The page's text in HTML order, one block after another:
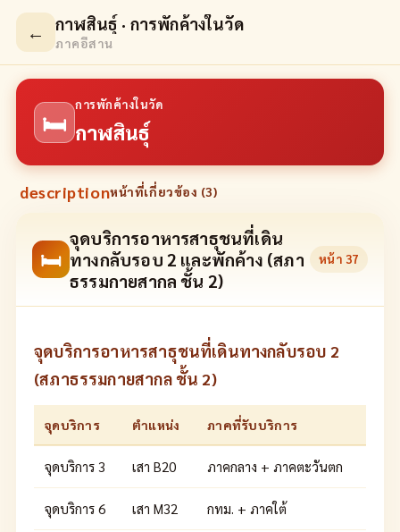
← กาฬสินธุ์ · การพักค้างในวัด
ภาคอีสาน
🛏
การพักค้างในวัด
กาฬสินธุ์
descriptionหน้าที่เกี่ยวข้อง (3)
🛏
จุดบริการอาหารสาธุชนที่เดิน
ทางกลับรอบ 2 และพักค้าง (สภา
ธรรมกายสากล ชั้น 2)
หน้า 37
จุดบริการอาหารสาธุชนที่เดินทางกลับรอบ 2
(สภาธรรมกายสากล ชั้น 2)
จุดบริการ ตำแหน่ง ภาคที่รับบริการ
จุดบริการ 3 เสา B20 ภาคกลาง + ภาคตะวันตก
จุดบริการ 6 เสา M32 กทม. + ภาคใต้